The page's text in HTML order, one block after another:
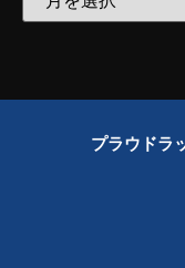
プラウドラ